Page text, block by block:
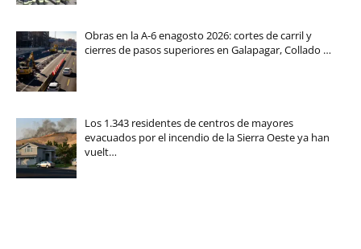
Obras en la A-6 enagosto 2026: cortes de carril y
cierres de pasos superiores en Galapagar, Collado …
Los 1.343 residentes de centros de mayores
evacuados por el incendio de la Sierra Oeste ya han
vuelt…